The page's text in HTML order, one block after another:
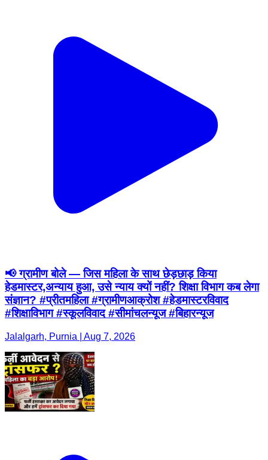
📢 ग्रामीण बोले — जिस महिला के साथ छेड़छाड़ किया
हेडमास्टर,अन्याय हुआ, उसे न्याय क्यों नहीं? शिक्षा विभाग कब लेगा
संज्ञान? #प्रीतमहिला #ग्रामीणआक्रोश #हेडमास्टरविवाद
#शिक्षाविभाग #स्कूलविवाद #सीमांचलन्यूज #बिहारन्यूज
Jalalgarh, Purnia | Aug 7, 2026